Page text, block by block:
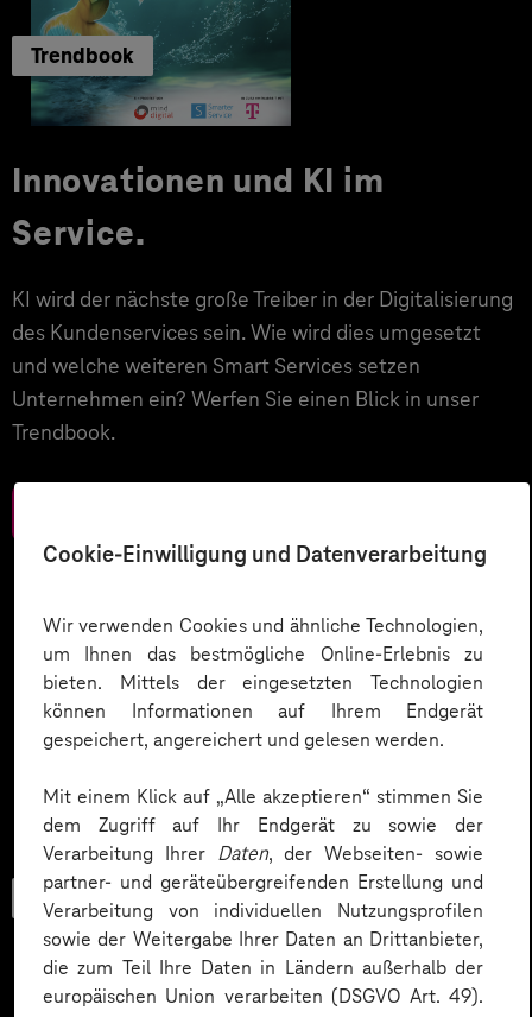
Cookie-Einwilligung und Datenverarbeitung
Wir verwenden Cookies und ähnliche Technologien,
um Ihnen das bestmögliche Online-Erlebnis zu
bieten. Mittels der eingesetzten Technologien
können Informationen auf Ihrem Endgerät
gespeichert, angereichert und gelesen werden.
Mit einem Klick auf „Alle akzeptieren“ stimmen Sie
dem Zugriff auf Ihr Endgerät zu sowie der
Verarbeitung Ihrer Daten, der Webseiten- sowie
partner- und geräteübergreifenden Erstellung und
Verarbeitung von individuellen Nutzungsprofilen
sowie der Weitergabe Ihrer Daten an Drittanbieter,
die zum Teil Ihre Daten in Ländern außerhalb der
europäischen Union verarbeiten (DSGVO Art. 49).
Trendbook
Innovationen und KI im
Service.
KI wird der nächste große Treiber in der Digitalisierung
des Kundenservices sein. Wie wird dies umgesetzt
und welche weiteren Smart Services setzen
Unternehmen ein? Werfen Sie einen Blick in unser
Trendbook.
Trend-Porträt